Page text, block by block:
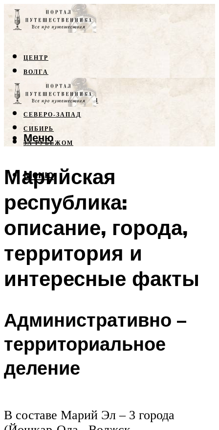
ЦЕНТР
ВОЛГА
КРЫМ
СЕВЕРНЫЙ КАВКАЗ
СЕВЕРО-ЗАПАД
СИБИРЬ
ЗА РУБЕЖОМ
Меню
Меню
Марийская
республика:
описание, города,
территория и
интересные факты
Административно –
территориальное
деление
В составе Марий Эл – 3 города